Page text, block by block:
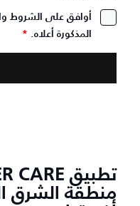
أوافق على الشروط
المذكورة أعلاه. *
منطقة الشرق